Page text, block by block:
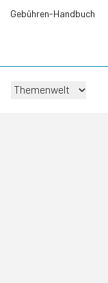
Gebühren-Handbuch
Themenwelt